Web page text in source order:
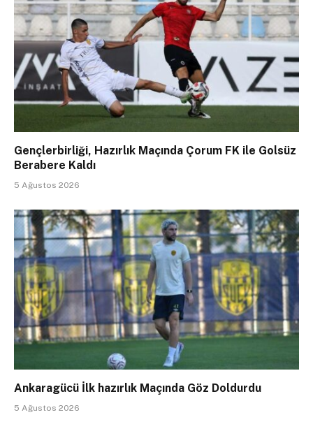
Gençlerbirliği, Hazırlık Maçında Çorum FK ile Golsüz
Berabere Kaldı
5 Ağustos 2026
Ankaragücü İlk hazırlık Maçında Göz Doldurdu
5 Ağustos 2026